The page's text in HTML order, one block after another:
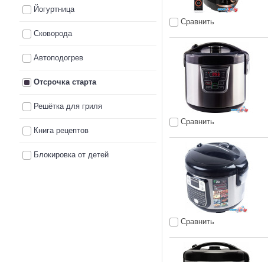
Йогуртница
Сковорода
Автоподогрев
Отсрочка старта
Решётка для гриля
Книга рецептов
Блокировка от детей
Сравнить
Сравнить
Сравнить